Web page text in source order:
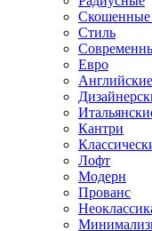
Скошенные
Стиль
Евро
Английские
Кантри
Лофт
Модерн
Прованс